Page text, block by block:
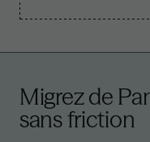
Migrez de
sans friction